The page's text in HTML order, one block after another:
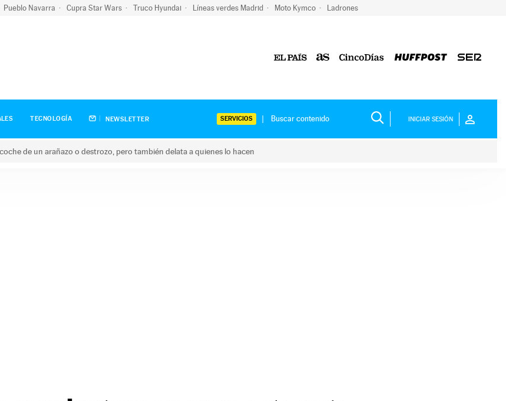
Pueblo Navarra Cupra Star Wars Truco Hyundai Líneas verdes Madrid Moto Kymco Ladrones
TECNOLOGÍA NEWSLETTER SERVICIOS INICIAR SESIÓN
de un arañazo o destrozo, pero también delata a quienes lo hacen